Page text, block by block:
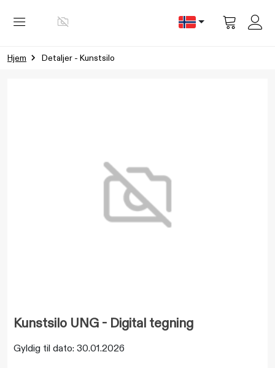
Hjem Detaljer - Kunstsilo
Kunstsilo UNG - Digital tegning
Gyldig til dato: 30.01.2026